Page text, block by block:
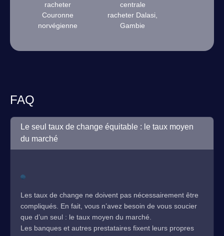
racheter
Couronne
norvégienne
centrale
racheter Dalasi,
Gambie
FAQ
Le seul taux de change équitable : le taux moyen
du marché
Les taux de change ne doivent pas nécessairement être
compliqués. En fait, vous n’avez besoin de vous soucier
que d’un seul : le taux moyen du marché.
Les banques et autres prestataires fixent leurs propres